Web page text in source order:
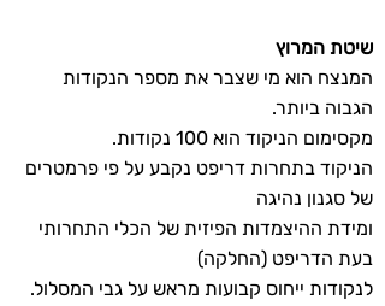
שיטת המרוץ
המנצח הוא מי שצבר את מספר הנקודות
הגבוה ביותר.
מקסימום הניקוד הוא 100 נקודות.
הניקוד בתחרות דריפט נקבע על פי פרמטרים
של סגנון נהיגה
ומידת ההיצמדות הפיזית של הכלי התחרותי
בעת הדריפט (החלקה)
לנקודות ייחוס קבועות מראש על גבי המסלול.